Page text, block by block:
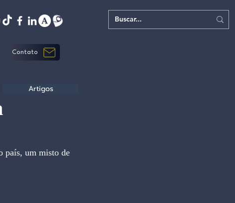
Contato
país, um misto de
Artigos